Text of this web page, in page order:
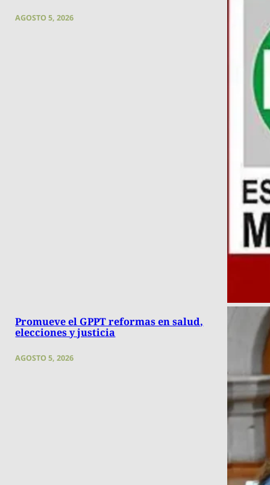
AGOSTO 5, 2026
Promueve el GPPT reformas en salud,
elecciones y justicia
AGOSTO 5, 2026